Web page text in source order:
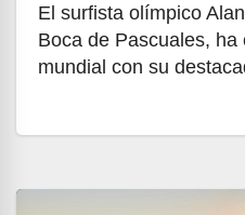
El surfista olímpico
Boca de Pascuales,
mundial con su